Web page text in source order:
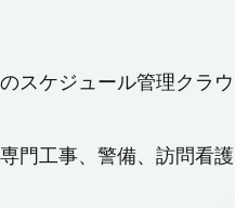
スケジュール管理クラ
門工事、警備、訪問看